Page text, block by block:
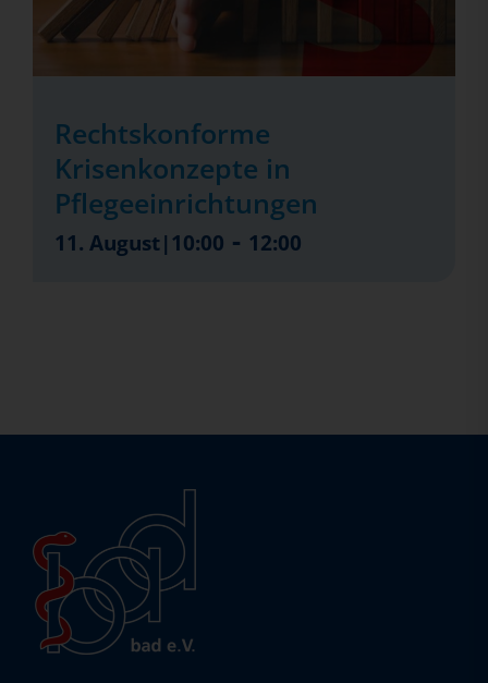
Rechtskonforme
Krisenkonzepte in
Pflegeeinrichtungen
11. August|10:00 - 12:00